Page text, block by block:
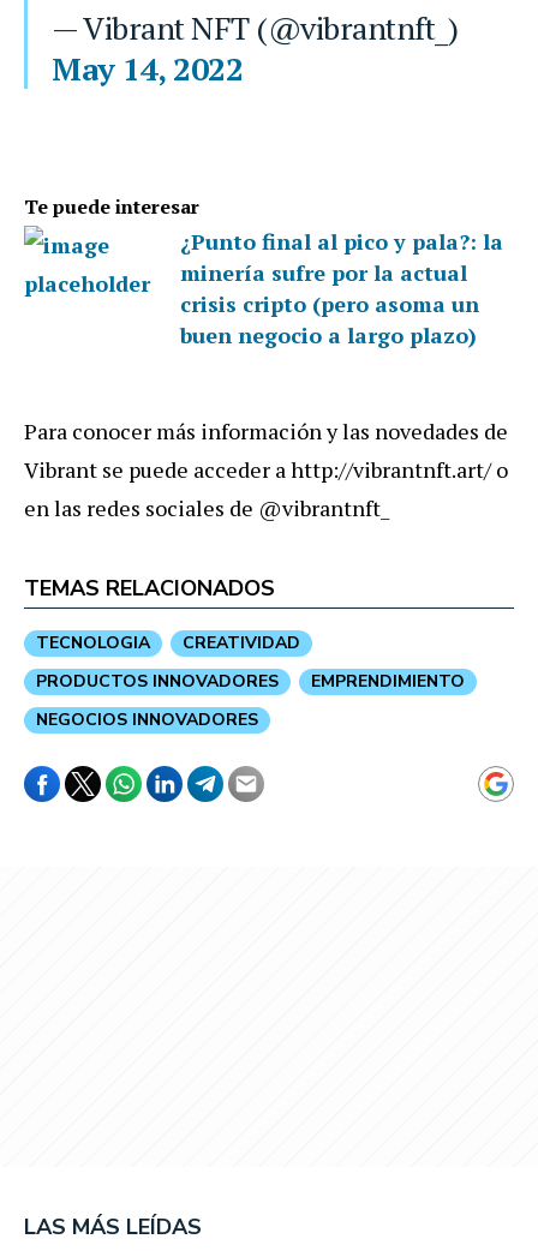
— Vibrant NFT (@vibrantnft_)
May 14, 2022
Te puede interesar
¿Punto final al pico y pala?: la
minería sufre por la actual
crisis cripto (pero asoma un
buen negocio a largo plazo)
Para conocer más información y las novedades de
Vibrant se puede acceder a http://vibrantnft.art/ o
en las redes sociales de @vibrantnft_
TEMAS RELACIONADOS
TECNOLOGIA
CREATIVIDAD
PRODUCTOS INNOVADORES
EMPRENDIMIENTO
NEGOCIOS INNOVADORES
LAS MÁS LEÍDAS